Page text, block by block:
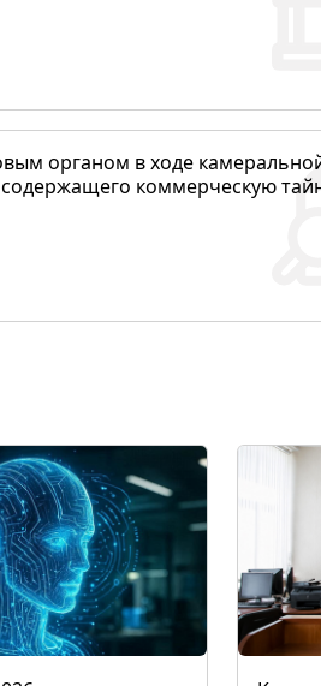
органом в ходе
коммерческую